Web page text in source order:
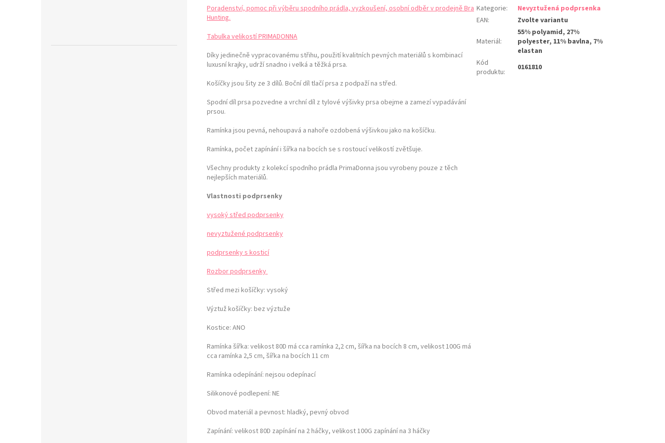
Poradenství, pomoc při výběru spodního prádla, vyzkoušení, osobní odběr v prodejně Bra
Hunting.
Tabulka velikostí PRIMADONNA
Díky jedinečně vypracovanému střihu, použití kvalitních pevných materiálů s kombinací
luxusní krajky, udrží snadno i velká a těžká prsa.
Košíčky jsou šity ze 3 dílů. Boční díl tlačí prsa z podpaží na střed.
Spodní díl prsa pozvedne a vrchní díl z tylové výšivky prsa obejme a zamezí vypadávání
prsou.
Ramínka jsou pevná, nehoupavá a nahoře ozdobená výšivkou jako na košíčku.
Ramínka, počet zapínání i šířka na bocích se s rostoucí velikostí zvětšuje.
Všechny produkty z kolekcí spodního prádla PrimaDonna jsou vyrobeny pouze z těch
nejlepších materiálů.
Vlastnosti podprsenky
vysoký střed podprsenky
nevyztužené podprsenky
podprsenky s kosticí
Rozbor podprsenky
Střed mezi košíčky: vysoký
Výztuž košíčky: bez výztuže
Kostice: ANO
Ramínka šířka: velikost 80D má cca ramínka 2,2 cm, šířka na bocích 8 cm, velikost 100G má
cca ramínka 2,5 cm, šířka na bocích 11 cm
Ramínka odepínání: nejsou odepínací
Silikonové podlepení: NE
Obvod materiál a pevnost: hladký, pevný obvod
Zapínání: velikost 80D zapínání na 2 háčky, velikost 100G zapínání na 3 háčky
Kategorie:
Nevyztužená podprsenka
EAN: Zvolte variantu
Materiál:
55% polyamid, 27%
polyester, 11% bavlna, 7%
elastan
Kód
produktu: 0161810